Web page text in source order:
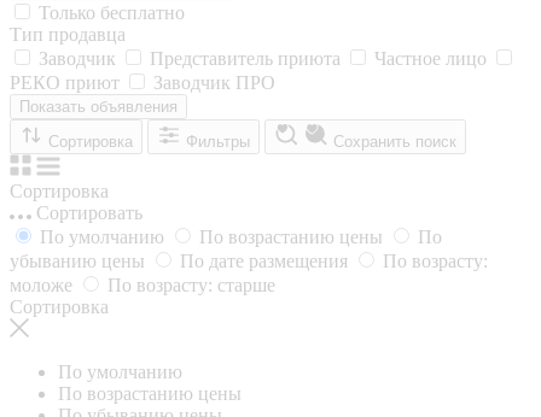
Только бесплатно
Тип продавца
Заводчик
Представитель приюта
Частное лицо
РЕКО приют
Заводчик ПРО
Показать объявления
Сортировка
Фильтры Сохранить поиск
Сортировка
Сортировать
По умолчанию
По возрастанию цены
По
убыванию цены
По дате размещения
По возрасту:
моложе
По возрасту: старше
Сортировка
По умолчанию
По возрастанию цены